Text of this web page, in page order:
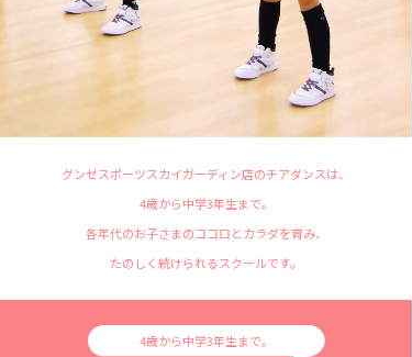
グンゼスポーツスカイガーディン店のチアダンスは、
4歳から中学3年生まで。
各年代のお子さまのココロとカラダを育み、
たのしく続けられるスクールです。
4歳から中学3年生まで。